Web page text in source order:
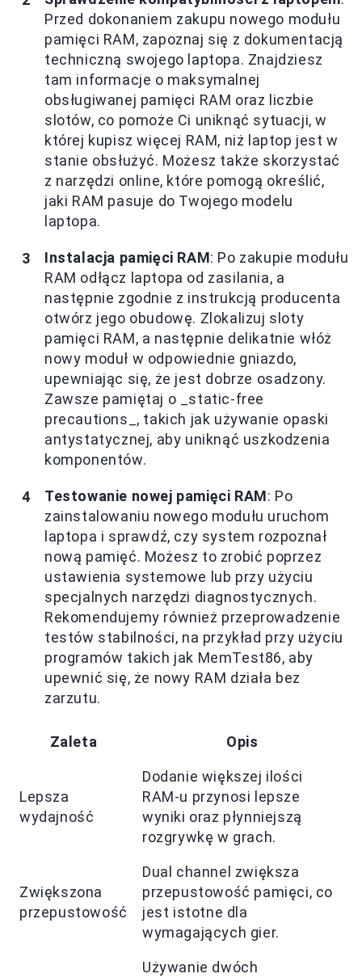
Przed dokonaniem zakupu nowego modułu
pamięci RAM, zapoznaj się z dokumentacją
techniczną swojego laptopa. Znajdziesz
tam informacje o maksymalnej
obsługiwanej pamięci RAM oraz liczbie
slotów, co pomoże Ci uniknąć sytuacji, w
której kupisz więcej RAM, niż laptop jest w
stanie obsłużyć. Możesz także skorzystać
z narzędzi online, które pomogą określić,
jaki RAM pasuje do Twojego modelu
laptopa.
Instalacja pamięci RAM: Po zakupie modułu
RAM odłącz laptopa od zasilania, a
następnie zgodnie z instrukcją producenta
otwórz jego obudowę. Zlokalizuj sloty
pamięci RAM, a następnie delikatnie włóż
nowy moduł w odpowiednie gniazdo,
upewniając się, że jest dobrze osadzony.
Zawsze pamiętaj o _static-free
precautions_, takich jak używanie opaski
antystatycznej, aby uniknąć uszkodzenia
komponentów.
Testowanie nowej pamięci RAM: Po
zainstalowaniu nowego modułu uruchom
laptopa i sprawdź, czy system rozpoznał
nową pamięć. Możesz to zrobić poprzez
ustawienia systemowe lub przy użyciu
specjalnych narzędzi diagnostycznych.
Rekomendujemy również przeprowadzenie
testów stabilności, na przykład przy użyciu
programów takich jak MemTest86, aby
upewnić się, że nowy RAM działa bez
zarzutu.
Zaleta Opis
Lepsza
wydajność
Dodanie większej ilości
RAM-u przynosi lepsze
wyniki oraz płynniejszą
rozgrywkę w grach.
Zwiększona
przepustowość
Dual channel zwiększa
przepustowość pamięci, co
jest istotne dla
wymagających gier.
Używanie dwóch